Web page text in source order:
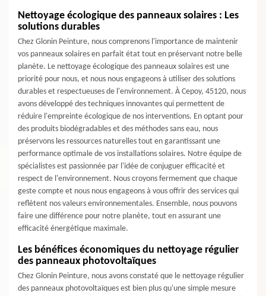
Nettoyage écologique des panneaux solaires : Les
solutions durables
Chez Glonin Peinture, nous comprenons l'importance de maintenir
vos panneaux solaires en parfait état tout en préservant notre belle
planète. Le nettoyage écologique des panneaux solaires est une
priorité pour nous, et nous nous engageons à utiliser des solutions
durables et respectueuses de l'environnement. À Cepoy, 45120, nous
avons développé des techniques innovantes qui permettent de
réduire l'empreinte écologique de nos interventions. En optant pour
des produits biodégradables et des méthodes sans eau, nous
préservons les ressources naturelles tout en garantissant une
performance optimale de vos installations solaires. Notre équipe de
spécialistes est passionnée par l'idée de conjuguer efficacité et
respect de l'environnement. Nous croyons fermement que chaque
geste compte et nous nous engageons à vous offrir des services qui
reflètent nos valeurs environnementales. Ensemble, nous pouvons
faire une différence pour notre planète, tout en assurant une
efficacité énergétique maximale.
Les bénéfices économiques du nettoyage régulier
des panneaux photovoltaïques
Chez Glonin Peinture, nous avons constaté que le nettoyage régulier
des panneaux photovoltaïques est bien plus qu'une simple mesure